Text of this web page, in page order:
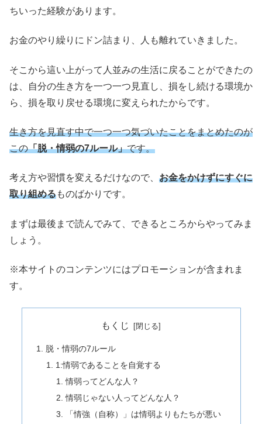
ちいった経験があります。
お金のやり繰りにドン詰まり、人も離れていきました。
そこから這い上がって人並みの生活に戻ることができたの
は、自分の生き方を一つ一つ見直し、損をし続ける環境か
ら、損を取り戻せる環境に変えられたからです。
生き方を見直す中で一つ一つ気づいたことをまとめたのが
この「脱・情弱の7ルール」です。
考え方や習慣を変えるだけなので、 お金をかけずにすぐに
取り組めるものばかりです。
まずは最後まで読んでみて、できるところからやってみま
しょう。
※本サイトのコンテンツにはプロモーションが含まれま
す。
もくじ
脱・情弱の7ルール
1:情弱であることを自覚する
情弱ってどんな人？
情弱じゃない人ってどんな人？
「情強（自称）」は情弱よりもたちが悪い